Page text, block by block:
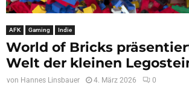
AFK Gaming Indie
World of Bricks
Welt der kleinen
von Hannes Linsbauer 4. März 2026 0